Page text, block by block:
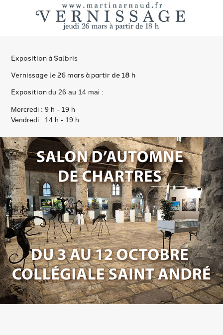
Exposition à Salbris
Vernissage le 26 mars à partir de 18 h
Exposition du 26 au 14 mai :
Mercredi : 9 h - 19 h
Vendredi : 14 h - 19 h